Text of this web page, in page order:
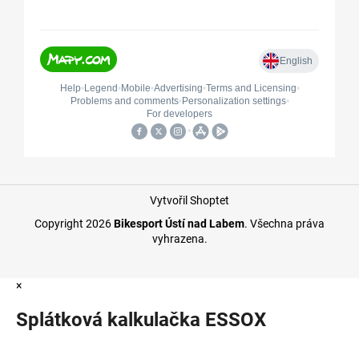
Vytvořil Shoptet
Copyright 2026Bikesport Ústí nad Labem. Všechna práva
vyhrazena.
×
Splátková kalkulačka ESSOX